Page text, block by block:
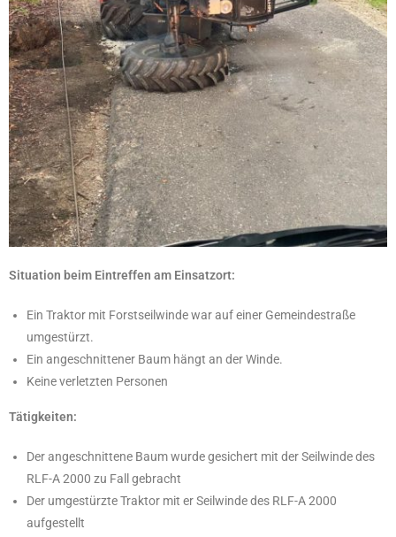
Situation beim Eintreffen am Einsatzort:
Ein Traktor mit Forstseilwinde war auf einer Gemeindestraße
umgestürzt.
Ein angeschnittener Baum hängt an der Winde.
Keine verletzten Personen
Tätigkeiten:
Der angeschnittene Baum wurde gesichert mit der Seilwinde des
RLF-A 2000 zu Fall gebracht
Der umgestürzte Traktor mit er Seilwinde des RLF-A 2000
aufgestellt